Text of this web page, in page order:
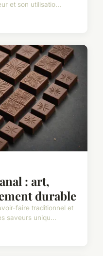
et son utilisatio...
: art,
durable
faire traditionnel et
saveurs uniqu...